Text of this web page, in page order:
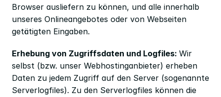
Browser ausliefern zu können, und alle innerhalb
unseres Onlineangebotes oder von Webseiten
getätigten Eingaben.
Erhebung von Zugriffsdaten und Logfiles: Wir
selbst (bzw. unser Webhostinganbieter) erheben
Daten zu jedem Zugriff auf den Server (sogenannte
Serverlogfiles). Zu den Serverlogfiles können die